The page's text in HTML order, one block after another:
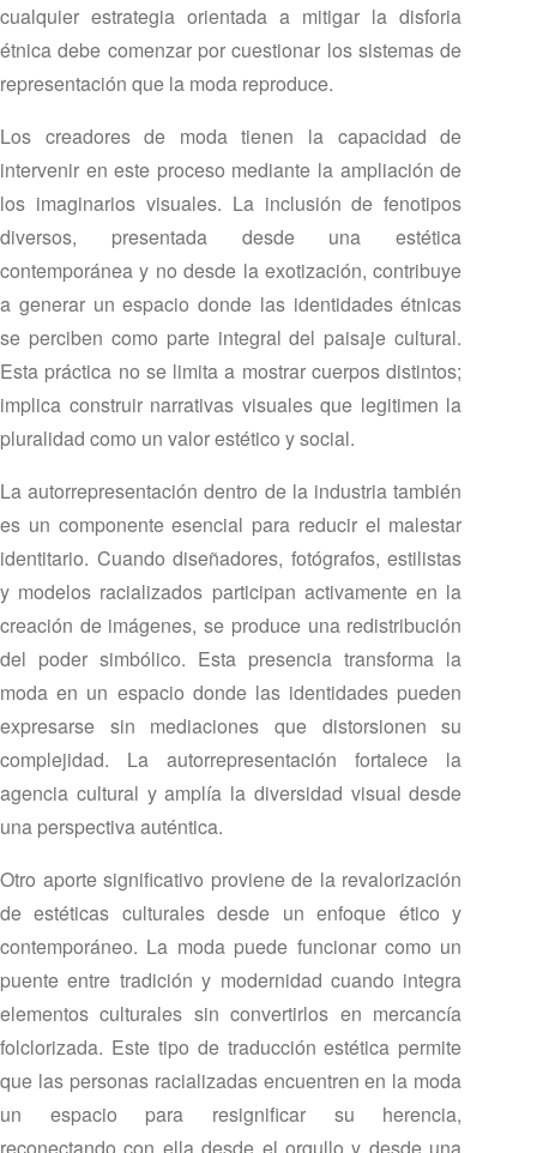
cualquier estrategia orientada a mitigar la disforia
étnica debe comenzar por cuestionar los sistemas de
representación que la moda reproduce.
Los creadores de moda tienen la capacidad de
intervenir en este proceso mediante la ampliación de
los imaginarios visuales. La inclusión de fenotipos
diversos, presentada desde una estética
contemporánea y no desde la exotización, contribuye
a generar un espacio donde las identidades étnicas
se perciben como parte integral del paisaje cultural.
Esta práctica no se limita a mostrar cuerpos distintos;
implica construir narrativas visuales que legitimen la
pluralidad como un valor estético y social.
La autorrepresentación dentro de la industria también
es un componente esencial para reducir el malestar
identitario. Cuando diseñadores, fotógrafos, estilistas
y modelos racializados participan activamente en la
creación de imágenes, se produce una redistribución
del poder simbólico. Esta presencia transforma la
moda en un espacio donde las identidades pueden
expresarse sin mediaciones que distorsionen su
complejidad. La autorrepresentación fortalece la
agencia cultural y amplía la diversidad visual desde
una perspectiva auténtica.
Otro aporte significativo proviene de la revalorización
de estéticas culturales desde un enfoque ético y
contemporáneo. La moda puede funcionar como un
puente entre tradición y modernidad cuando integra
elementos culturales sin convertirlos en mercancía
folclorizada. Este tipo de traducción estética permite
que las personas racializadas encuentren en la moda
un espacio para resignificar su herencia,
reconectando con ella desde el orgullo y desde una